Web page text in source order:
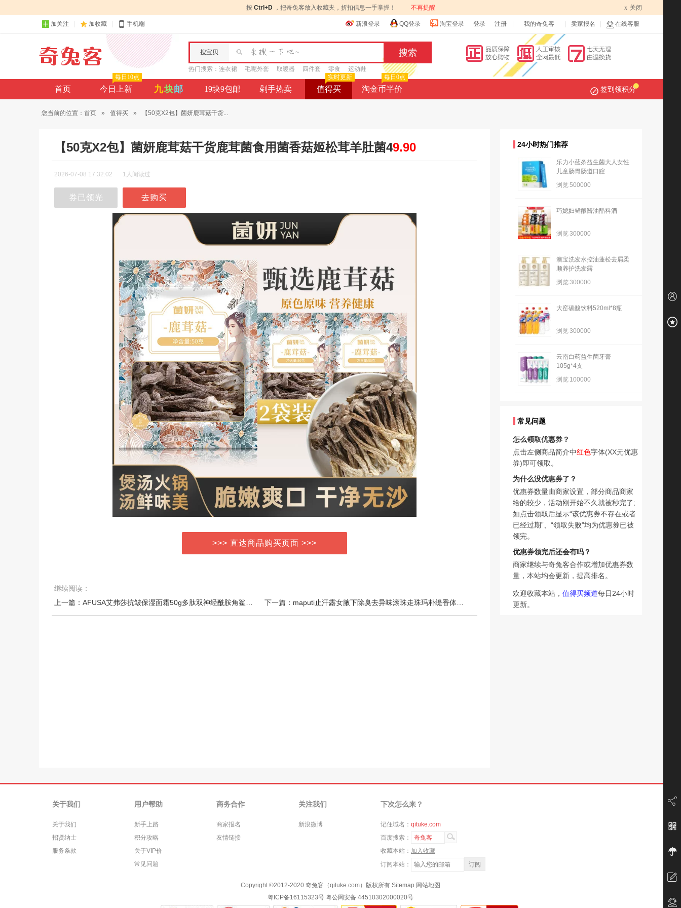
按 Ctrl+D ，把奇兔客放入收藏夹，折扣信息一手掌握！ 不再提醒 x 关闭
加关注 加收藏 手机端 新浪登录 QQ登录 淘宝登录 登录 注册 我的奇兔客 卖家报名 在线客服
搜宝贝
热门搜索： 连衣裙 毛呢外套 取暖器 四件套 零食 运动鞋
首页 今日上新
每日10点
九块邮 19块9包邮 剁手热卖 值得买
实时更新
淘金币半价
每日0点
签到领积分
您当前的位置： 首页 » 值得买 » 【50克X2包】菌妍鹿茸菇干货...
【50克X2包】菌妍鹿茸菇干货鹿茸菌食用菌香菇姬松茸羊肚菌49.90
2026-07-08 17:32:02 1人阅读过
券已领光 去购买
>>> 直达商品购买页面 >>>
继续阅读：
24小时热门推荐
乐力小蓝条益生菌大人女性
儿童肠胃肠道口腔
浏览500000
巧媳妇鲜酿酱油醋料酒
浏览300000
澳宝洗发水控油蓬松去屑柔
顺养护洗发露
浏览300000
大窑碳酸饮料520ml*8瓶
浏览300000
云南白药益生菌牙膏
105g*4支
浏览 100000
常见问题
怎么领取优惠券？
点击左侧商品简介中红色字体(XX元优惠
券)即可领取。
为什么没优惠券了？
优惠券数量由商家设置，部分商品商家
给的较少，活动刚开始不久就被秒完了;
如点击领取后显示“该优惠券不存在或者
已经过期”、“领取失败”均为优惠券已被
领完。
优惠券领完后还会有吗？
商家继续与奇兔客合作或增加优惠券数
量，本站均会更新，提高排名。
欢迎收藏本站， 值得买频道每日24小时
更新。
关于我们
关于我们
招贤纳士
服务条款
用户帮助
新手上路
积分攻略
关于VIP价
常见问题
商务合作
商家报名
友情链接
关注我们
新浪微博
下次怎么来？
记住域名： qituke.com
百度搜索：
奇兔客
收藏本站： 加入收藏
订阅本站：
Copyright ©2012-2020 奇兔客（qituke.com）版权所有 Sitemap 网站地图
粤ICP备16115323号 粤公网安备 44510302000020号